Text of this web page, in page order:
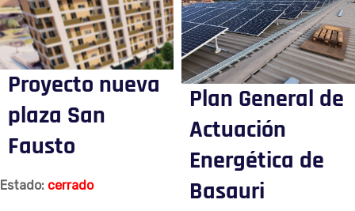
Proyecto nueva
plaza San
Fausto
Estado: cerrado
Plan General de
Actuación
Energética de
Basauri